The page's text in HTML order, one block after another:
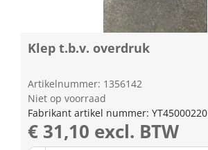
Klep t.b.v. overdruk
Artikelnummer: 1356142
Niet op voorraad
Fabrikant artikel nummer: YT45000220
€ 31,10 excl. BTW